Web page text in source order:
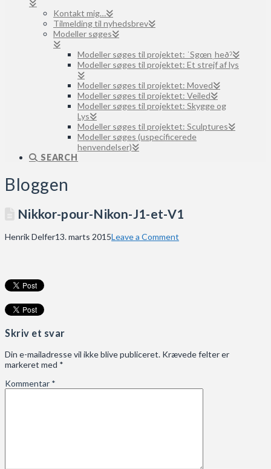
Kontakt mig…
Tilmelding til nyhedsbrev
Modeller søges
Modeller søges til projektet: ˈSgœnˌheðˀ
Modeller søges til projektet: Et strejf af lys
Modeller søges til projektet: Moved
Modeller søges til projektet: Veiled
Modeller søges til projektet: Skygge og
Lys
Modeller søges til projektet: Sculptures
Modeller søges (uspecificerede
henvendelser)
SEARCH
Bloggen
Nikkor-pour-Nikon-J1-et-V1
Henrik Delfer13. marts 2015Leave a Comment
Skriv et svar
Din e-mailadresse vil ikke blive publiceret. Krævede felter er
markeret med *
Kommentar *